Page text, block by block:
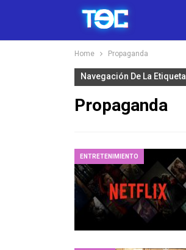
Home Propaganda
Navegación De La Etiqueta
Propaganda
ENTRETENIMIENTO